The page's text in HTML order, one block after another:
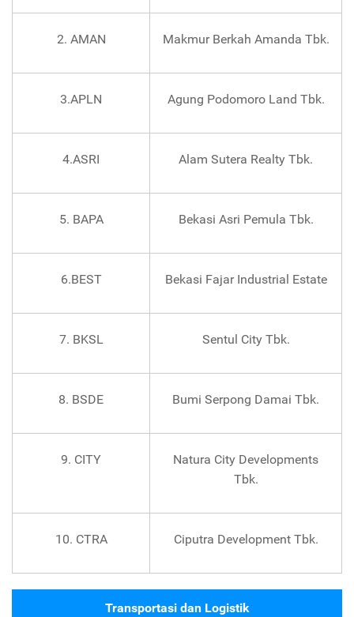
2. AMAN Makmur Berkah Amanda Tbk.
3.APLN Agung Podomoro Land Tbk.
4.ASRI Alam Sutera Realty Tbk.
5. BAPA Bekasi Asri Pemula Tbk.
6.BEST Bekasi Fajar Industrial Estate
7. BKSL Sentul City Tbk.
8. BSDE Bumi Serpong Damai Tbk.
9. CITY
Natura City Developments
Tbk.
10. CTRA Ciputra Development Tbk.
Transportasi dan Logistik